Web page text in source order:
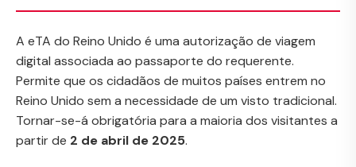
A eTA do Reino Unido é uma autorização de viagem
digital associada ao passaporte do requerente.
Permite que os cidadãos de muitos países entrem no
Reino Unido sem a necessidade de um visto tradicional.
Tornar-se-á obrigatória para a maioria dos visitantes a
partir de 2 de abril de 2025.